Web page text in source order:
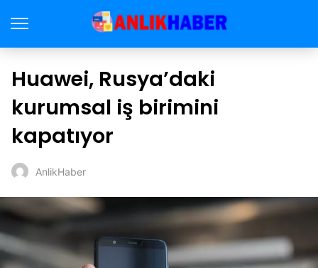
Huawei, Rusya’daki
kurumsal iş birimini
kapatıyor
AnlikHaber